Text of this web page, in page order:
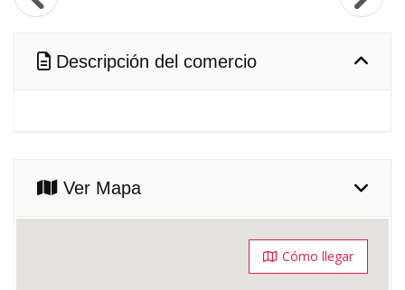
Descripción del comercio
Ver Mapa
Cómo llegar